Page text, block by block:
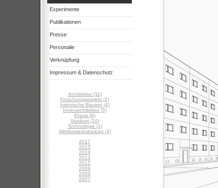
Experimente
Publikationen
Presse
Personalie
Verknüpfung
Impressum & Datenschutz
Architektur (11)
Forschungsprojekt (2)
historische Bauten (4)
Innenarchitektur (5)
Praxis (6)
Studium (10)
Technologie (1)
Wettbewerbsbeitrag (3)
2017
2015
2014
2013
2012
2009
2008
2007